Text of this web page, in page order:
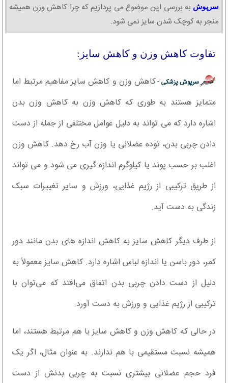
سرپوش به بررسی این موضوع می پردازیم که چرا کاهش وزن همیشه
منجر به کوچک شدن سایز نمی شود.
تفاوت کاهش وزن و کاهش سایز:
سرپوش پزشکی -کاهش وزن و کاهش سایز مفاهیم مرتبط اما
متمایز هستند به طوری که کاهش وزن به کاهش وزن بدن
اشاره دارد که می تواند به دلیل عوامل مختلفی از جمله از دست
دادن چربی بدن، توده عضلانی یا وزن آب رخ دهد. کاهش وزن
اغلب بر حسب پوند یا کیلوگرم اندازه گیری می شود و می تواند
از طریق ترکیبی از رژیم غذایی، ورزش و سایر تغییرات سبک
زندگی به دست آید.
از طرف دیگر کاهش سایز به کاهش اندازه های بدن مانند دور
کمر، دور باسن یا اندازه لباس اشاره دارد. کاهش سایز معمولاً به
دلیل از دست دادن چربی بدن اتفاق می‌افتد که می‌توان با
ترکیبی از رژیم غذایی و ورزش به دست آورد.
در حالی که کاهش وزن و کاهش سایز با هم مرتبط هستند، اما
همیشه نسبت مستقیمی با هم ندارند. به عنوان مثال، اگر یک
فرد حجم عضلانی بیشتری نسبت به چربی بدنش از دست